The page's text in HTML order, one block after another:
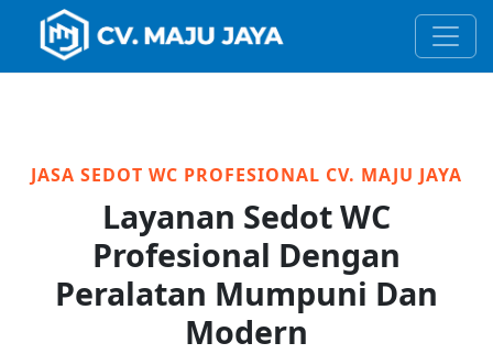
JASA SEDOT WC PROFESIONAL CV. MAJU JAYA
Layanan Sedot WC
Profesional Dengan
Peralatan Mumpuni Dan
Modern